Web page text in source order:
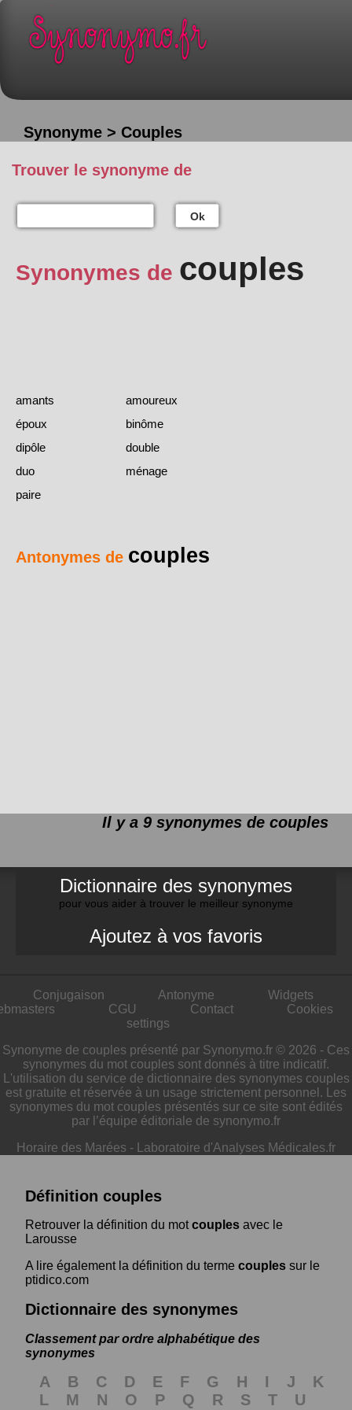
Synonyme > Couples
Trouver le synonyme de
Ok
Synonymes de couples
amants
amoureux
époux
binôme
dipôle
double
duo
ménage
paire
Antonymes de couples
Il y a 9 synonymes de couples
Dictionnaire des synonymes
pour vous aider à trouver le meilleur synonyme
Ajoutez à vos favoris
Conjugaison Antonyme
Widgets
CGU Contact
Cookies
settings
Synonyme de couples présenté par Synonymo.fr © 2026 - Ces
synonymes du mot couples sont donnés à titre indicatif.
L'utilisation du service de dictionnaire des synonymes couples
est gratuite et réservée à un usage strictement personnel. Les
synonymes du mot couples présentés sur ce site sont édités
par l’équipe éditoriale de synonymo.fr
Horaire des Marées - Laboratoire d'Analyses Médicales.fr
Définition couples
Retrouver la définition du motcouples avec le
Larousse
A lire également la définition du terme couples sur le
ptidico.com
Dictionnaire des synonymes
Classement par ordre alphabétique des
synonymes
A B C D E F G H I J
K
L
M N O P Q R S T
U